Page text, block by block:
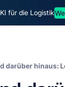
KI für die Logistik